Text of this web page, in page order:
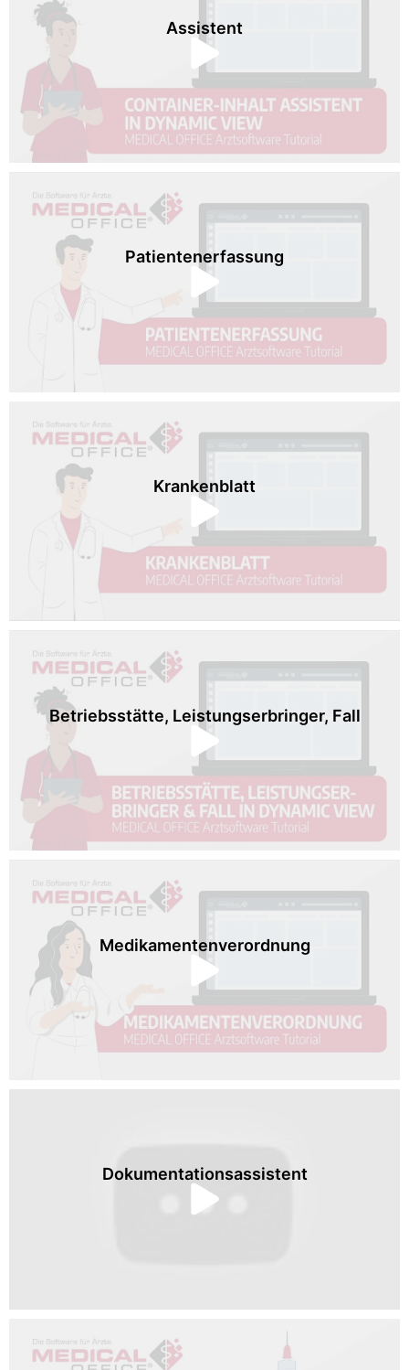
Assistent
Patientenerfassung
Krankenblatt
Betriebsstätte, Leistungserbringer, Fall
Medikamentenverordnung
Dokumentationsassistent